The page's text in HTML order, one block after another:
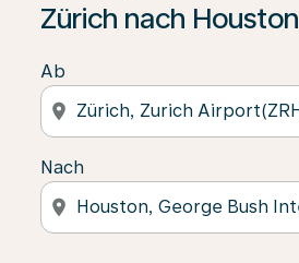
Zürich nach Houston
Ab
location_on
Nach
location_on